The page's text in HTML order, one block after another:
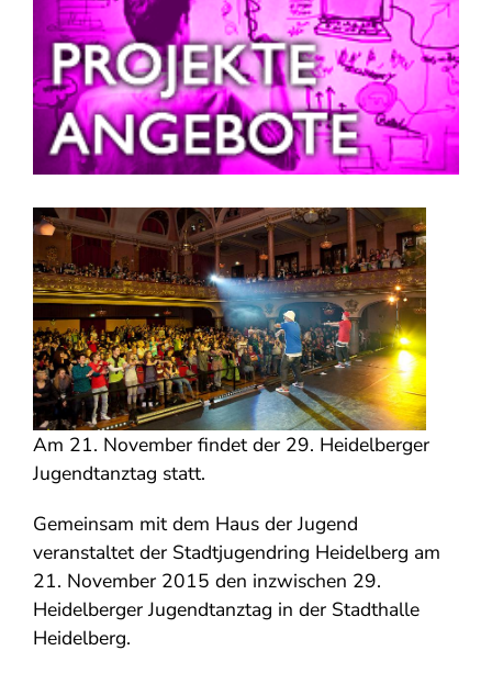
Am 21. November findet der 29. Heidelberger
Jugendtanztag statt.
Gemeinsam mit dem Haus der Jugend
veranstaltet der Stadtjugendring Heidelberg am
21. November 2015 den inzwischen 29.
Heidelberger Jugendtanztag in der Stadthalle
Heidelberg.